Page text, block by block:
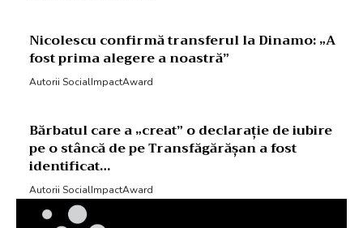
Nicolescu confirmă transferul la Dinamo: „A
fost prima alegere a noastră”
Autorii SocialImpactAward
Bărbatul care a „creat” o declarație de iubire
pe o stâncă de pe Transfăgărășan a fost
identificat…
Autorii SocialImpactAward